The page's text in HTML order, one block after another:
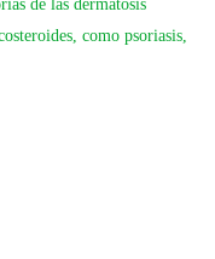
de las dermatosis
como psoriasis,